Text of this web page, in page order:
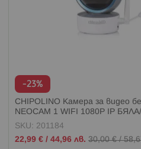
-23%
CHIPOLINO Камера за видео
NEOCAM 1 WIFI 1080P IP
SKU: 201184
Промо
цена
22,99 € /44,96 лв. 30,00 €/